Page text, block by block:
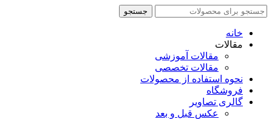
جستجو
جستجو
خانه
مقالات
مقالات آموزشی
مقالات تخصصی
نحوه استفاده از محصولات
فروشگاه
گالری تصاویر
عکس قبل و بعد